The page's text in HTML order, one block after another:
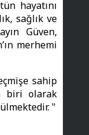
hayatını
sağlık ve
Güven,
merhemi
sahip
biri olarak
"